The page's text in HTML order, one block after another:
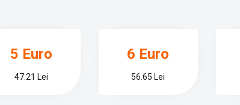
5 Euro
47.21 Lei
6 Euro
56.65 Lei